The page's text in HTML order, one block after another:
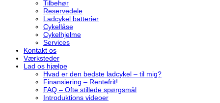
Tilbehør
Reservedele
Ladcykel batterier
Cykellåse
Cykelhjelme
Services
Kontakt os
Værksteder
Lad os hjælpe
Hvad er den bedste ladcykel – til mig?
Finansiering – Rentefrit!
FAQ – Ofte stillede spørgsmål
Introduktions videoer